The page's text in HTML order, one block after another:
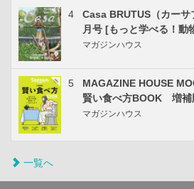
4
Casa BRUTUS（カー
月号 [もっと学べる！動
マガジンハウス
5
MAGAZINE HOUSE
賢い食べ方BOOK 増補
マガジンハウス
一覧へ